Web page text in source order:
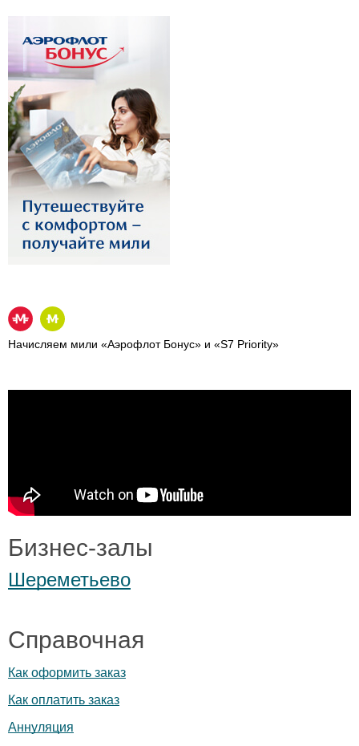
Начисляем мили «Аэрофлот Бонус» и «S7 Priority»
Бизнес-залы
Шереметьево
Справочная
Как оформить заказ
Как оплатить заказ
Аннуляция